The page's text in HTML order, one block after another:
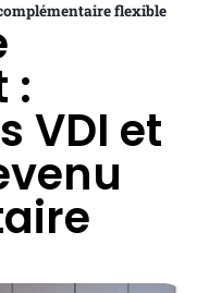
flexible
:
VDI et